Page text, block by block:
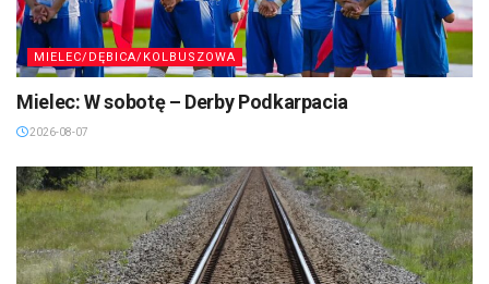
MIELEC/DĘBICA/KOLBUSZOWA
Mielec: W sobotę – Derby Podkarpacia
2026-08-07